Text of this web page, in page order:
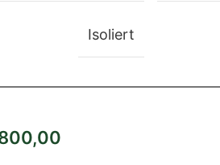
Isoliert